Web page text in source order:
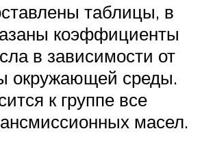
таблицы, в
коэффициенты
в зависимости от
окружающей среды.
к группе все
масел.